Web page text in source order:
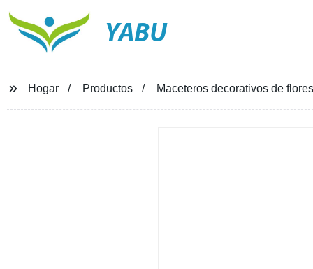
YABU
Hogar Productos Maceteros decorativos de